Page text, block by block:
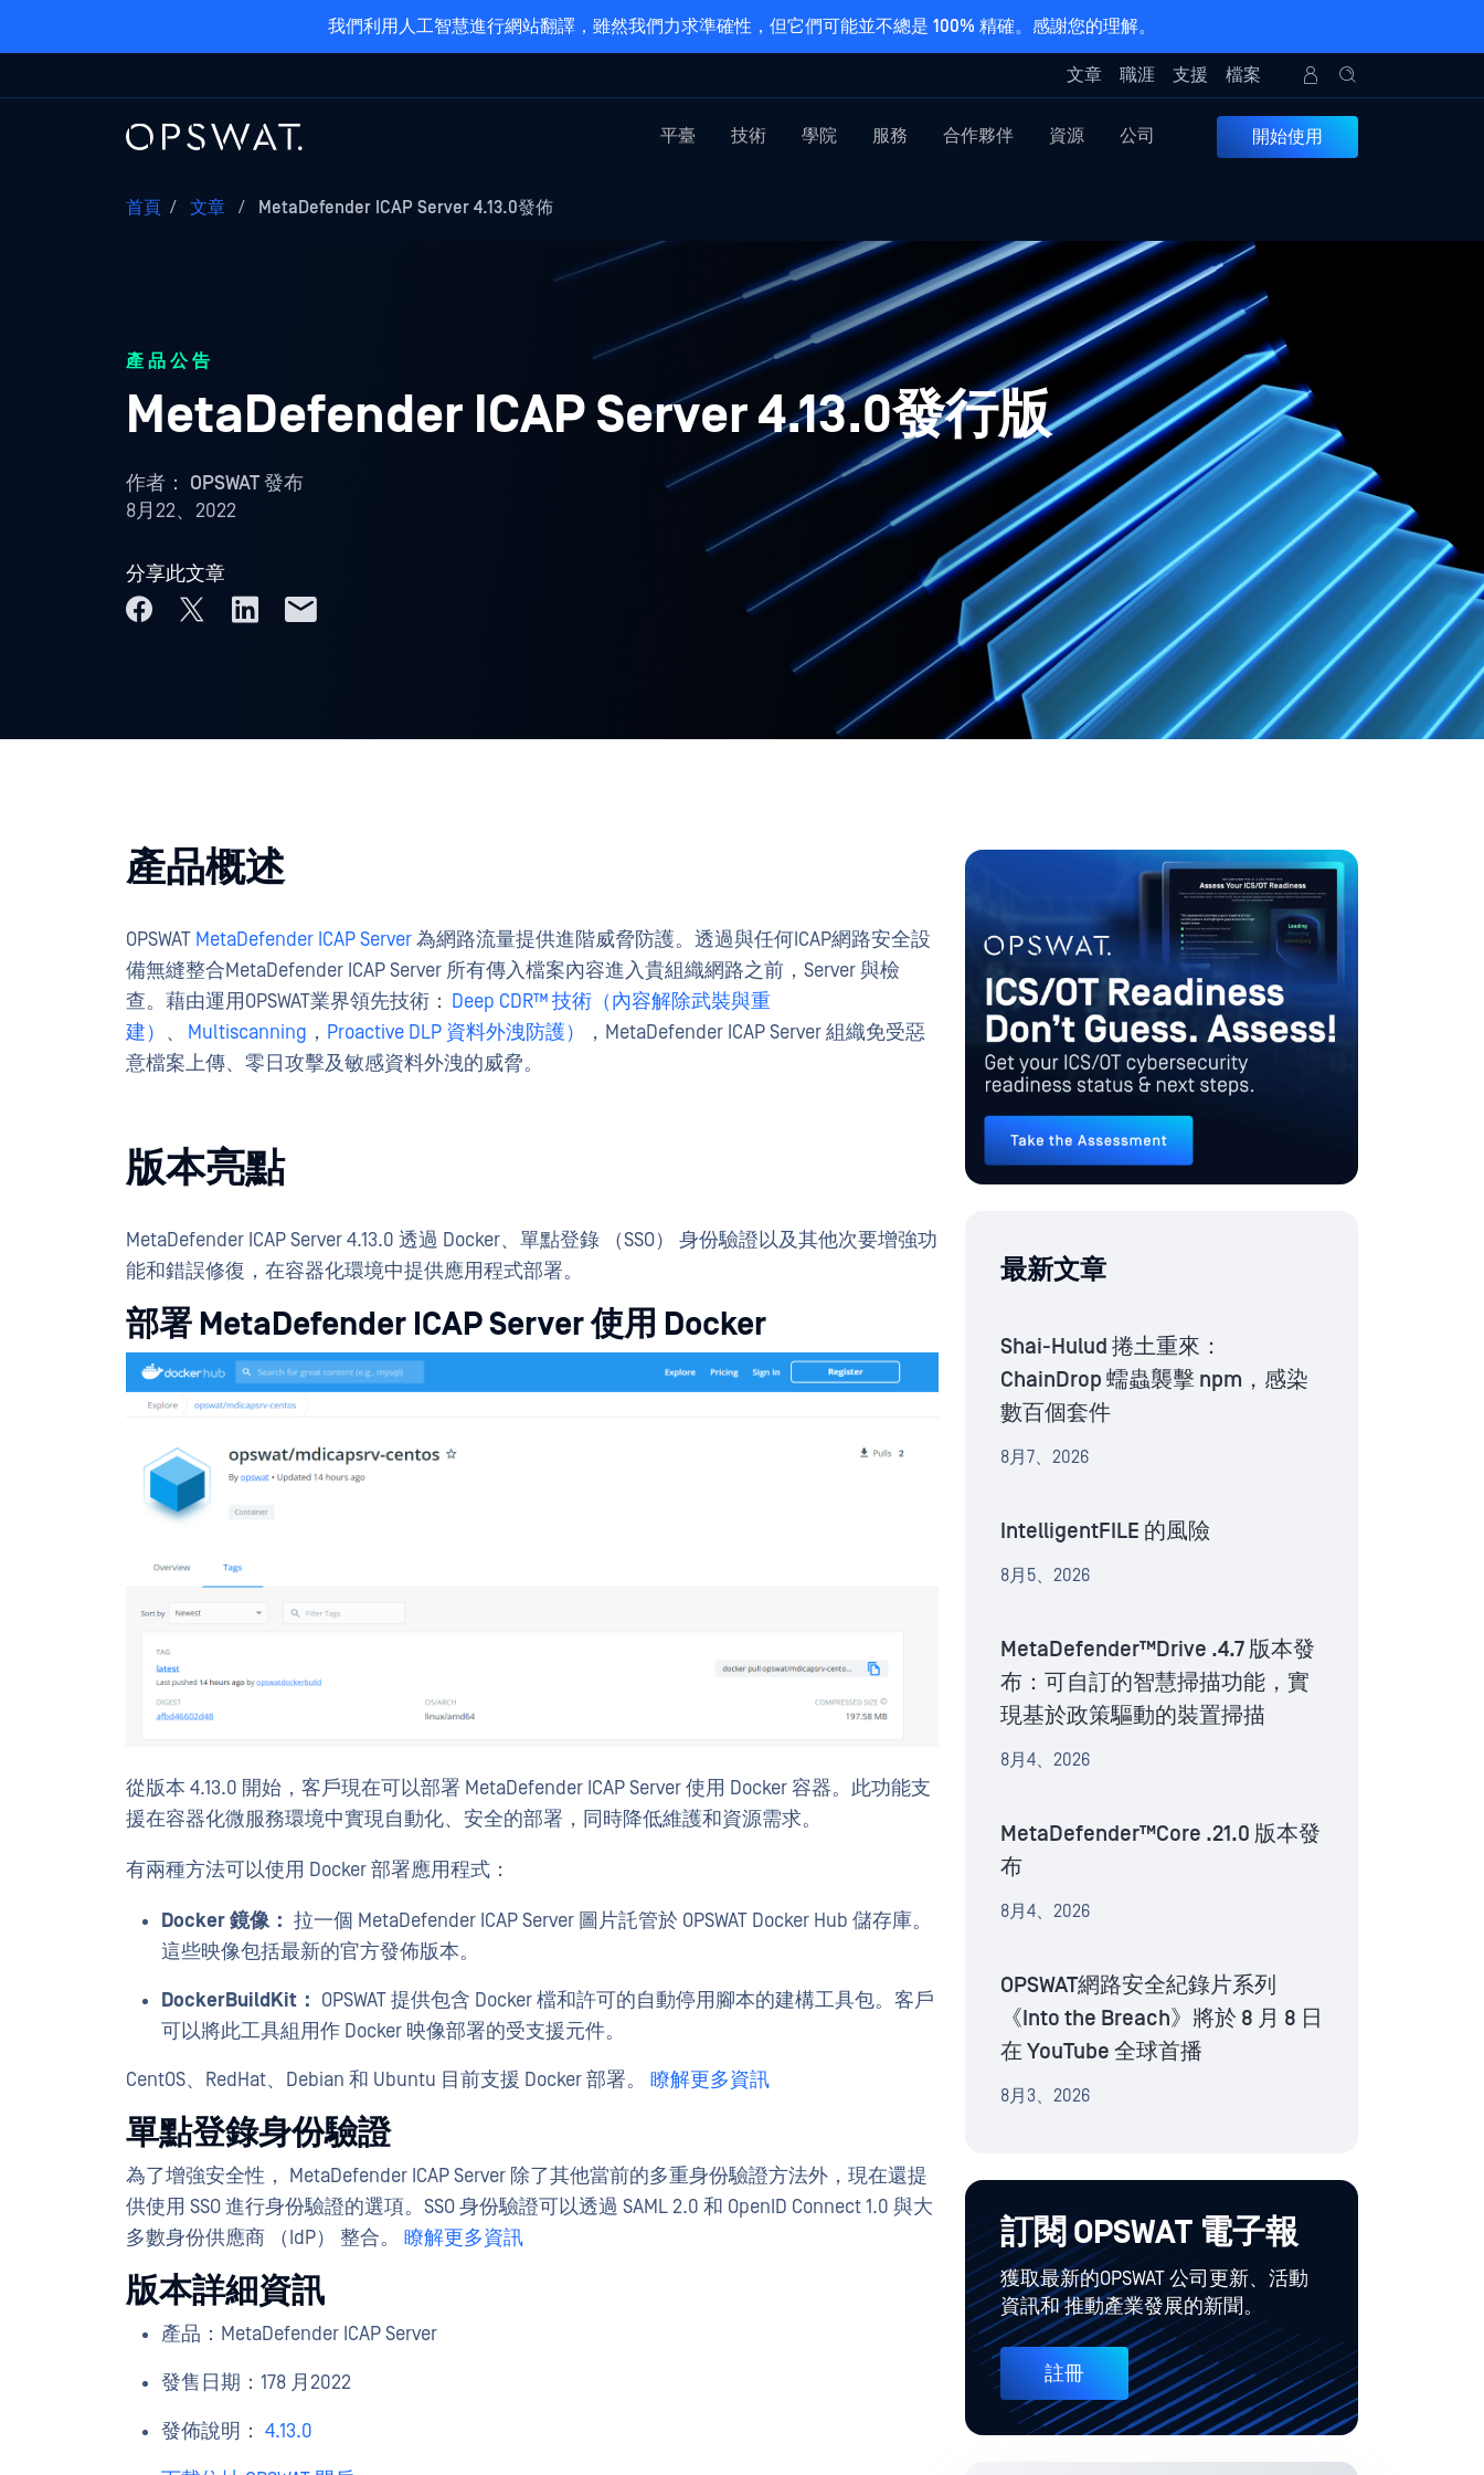
我們利用人工智慧進行網站翻譯，雖然我們力求準確性，但它們可能並不總是 100% 精確。感謝您的理解。
文章 職涯 支援 檔案
平臺 技術 學院 服務 合作夥伴 資源 公司 開始使用
首頁 / 文章 / MetaDefender ICAP Server 4.13.0發佈
產品公告
MetaDefender ICAP Server 4.13.0發行版
作者： OPSWAT 發布
8月22、2022
分享此文章
產品概述
OPSWAT MetaDefender ICAP Server為網路流量提供進階威脅防護。透過與任何ICAP網路安全設
備無縫整合MetaDefender ICAP Server 所有傳入檔案內容進入貴組織網路之前，Server 與檢
查。藉由運用OPSWAT業界領先技術： Deep CDR™ 技術（內容解除武裝與重
建） 、 Multiscanning ， Proactive DLP 資料外洩防護）
，MetaDefender ICAP Server 組織免受惡
意檔案上傳、零日攻擊及敏感資料外洩的威脅。
版本亮點
MetaDefender ICAP Server 4.13.0 透過 Docker、單點登錄 （SSO） 身份驗證以及其他次要增強功
能和錯誤修復，在容器化環境中提供應用程式部署。
部署 MetaDefender ICAP Server 使用 Docker
從版本 4.13.0 開始，客戶現在可以部署 MetaDefender ICAP Server 使用 Docker 容器。此功能支
援在容器化微服務環境中實現自動化、安全的部署，同時降低維護和資源需求。
有兩種方法可以使用 Docker 部署應用程式：
Docker 鏡像： 拉一個 MetaDefender ICAP Server 圖片託管於 OPSWAT Docker Hub 儲存庫。
這些映像包括最新的官方發佈版本。
DockerBuildKit： OPSWAT 提供包含 Docker 檔和許可的自動停用腳本的建構工具包。客戶
可以將此工具組用作 Docker 映像部署的受支援元件。
CentOS、RedHat、Debian 和 Ubuntu 目前支援 Docker 部署。 瞭解更多資訊
單點登錄身份驗證
為了增強安全性， MetaDefender ICAP Server 除了其他當前的多重身份驗證方法外，現在還提
供使用 SSO 進行身份驗證的選項。SSO 身份驗證可以透過 SAML 2.0 和 OpenID Connect 1.0 與大
多數身份供應商 （IdP） 整合。 瞭解更多資訊
版本詳細資訊
產品：MetaDefender ICAP Server
發售日期：178 月2022
發佈說明： 4.13.0
最新文章
Shai-Hulud 捲土重來：
ChainDrop 蠕蟲襲擊 npm，感染
數百個套件
8月7、2026
IntelligentFILE 的風險
8月5、2026
MetaDefender™Drive .4.7 版本發
布：可自訂的智慧掃描功能，實
現基於政策驅動的裝置掃描
8月4、2026
MetaDefender™Core .21.0 版本發
布
8月4、2026
OPSWAT網路安全紀錄片系列
《Into the Breach》將於 8 月 8 日
在 YouTube 全球首播
8月3、2026
訂閱 OPSWAT 電子報
獲取最新的OPSWAT 公司更新、活動
資訊和 推動產業發展的新聞。
註冊